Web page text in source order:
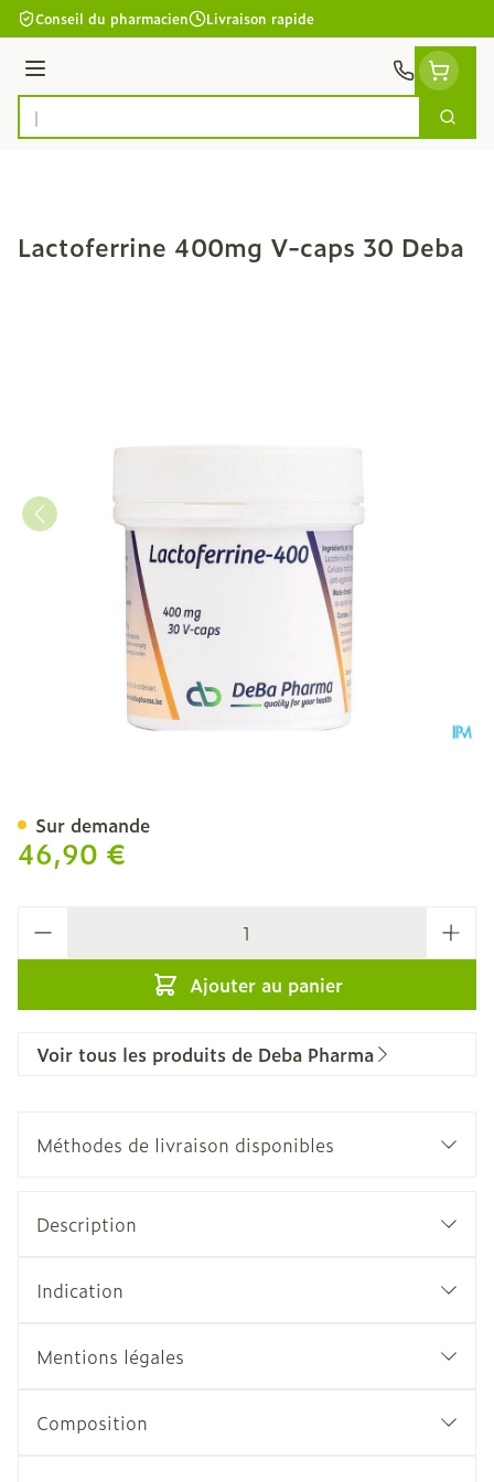
Aller au contenu
Conseil du pharmacien Livraison rapide
Menu
Rechercher
Lactoferrine 400mg V-caps 30 Deba
46,90 €
Ajouter au panier
Sur demande
Voir tous les produits de Deba Pharma
Méthodes de livraison disponibles
Description
Indication
Mentions légales
Composition